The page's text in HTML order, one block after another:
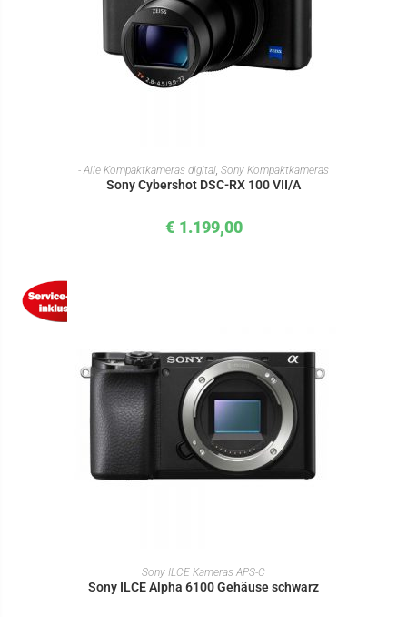
IN DEN WARENKORB
- Alle Kompaktkameras digital Sony Kompaktkameras
Sony Cybershot DSC-RX 100 VII/A
€ 1.199,00
IN DEN WARENKORB
Sony ILCE Kameras APS-C
Sony ILCE Alpha 6100 Gehäuse schwarz